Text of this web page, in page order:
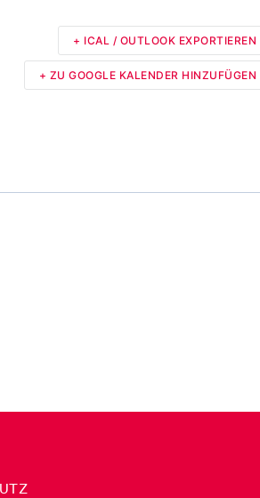
+ ZU GOOGLE KALENDER HINZUFÜGEN
+ ICAL / OUTLOOK EXPORTIEREN